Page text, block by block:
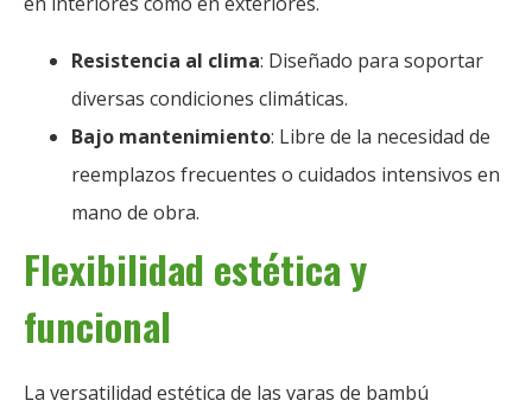
Resistencia al clima: Diseñado para soportar
diversas condiciones climáticas.
Bajo mantenimiento: Libre de la necesidad de
reemplazos frecuentes o cuidados intensivos en
mano de obra.
Flexibilidad estética y
funcional
La versatilidad estética de las varas de bambú